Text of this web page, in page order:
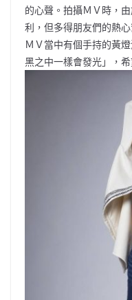
的心聲。拍攝ＭＶ時，
利，但多得朋友們的熱
ＭＶ當中有個手持的黃
黑之中一樣會發光」，